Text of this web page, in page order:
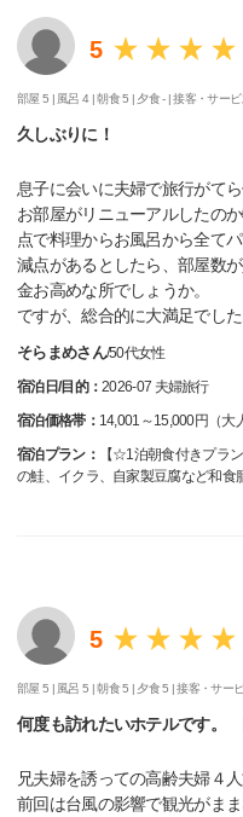
5
部屋 5 | 風呂 4 |朝食 5 | 夕食 - |接客・サー
久しぶりに！
息子に会いに夫婦で旅行がて
お部屋がリニューアルしたの
点で料理からお風呂から全て
減点があるとしたら、部屋数
金お高めな所でしょうか。
ですが、総合的に大満足でした
そらまめさん/50代女性
宿泊日/目的：2026-07 夫婦旅行
宿泊価格帯： 14,001～15,000円（大
宿泊プラン：
【☆1泊朝食付きプラ
の鮭、イクラ、自家製豆腐など和食
5
部屋 5 | 風呂 5 |朝食 5 | 夕食 5 |接客・サー
何度も訪れたいホテルです。
兄夫婦を誘っての高齢夫婦４人
前回は台風の影響で観光がま